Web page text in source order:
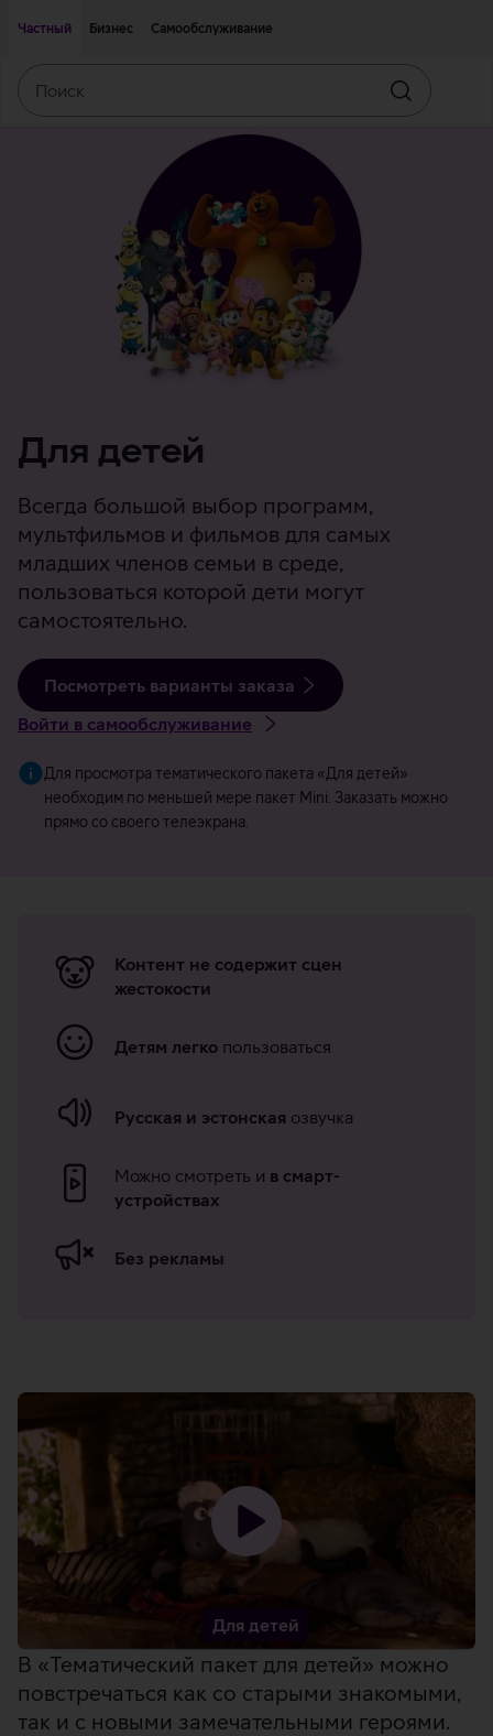
Частный
Бизнес Самообслуживание
Искать
Для детей
Всегда большой выбор программ,
мультфильмов и фильмов для самых
младших членов семьи в среде,
пользоваться которой дети могут
самостоятельно.
Посмотреть варианты заказа
Войти в самообслуживание
Для просмотра тематического пакета «Для детей»
необходим по меньшей мере пакет Mini. Заказать можно
прямо со своего телеэкрана.
окружающей
среды
для
детей
Контент не содержит сцен
жестокости
Детям легко пользоваться
Русская и эстонская озвучка
Можно смотреть и в смарт-
устройствах
Без рекламы
Загрузить
видео
Для детей
В «Тематический пакет для детей» можно
повстречаться как со старыми знакомыми,
так и с новыми замечательными героями.